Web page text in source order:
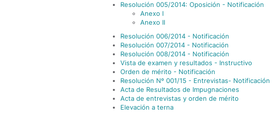
Resolución 005/2014: Oposición - Notificación
Anexo I
Anexo II
Resolución 006/2014 - Notificación
Resolución 007/2014 - Notificación
Resolución 008/2014 - Notificación
Vista de examen y resultados - Instructivo
Orden de mérito - Notificación
Resolución Nº 001/15 - Entrevistas- Notificación
Acta de Resultados de Impugnaciones
Acta de entrevistas y orden de mérito
Elevación a terna